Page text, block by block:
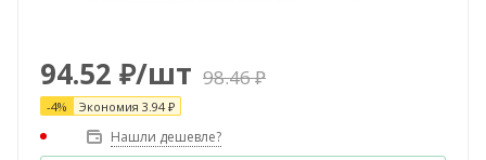
94.52 ₽/шт 98.46₽
-4% Экономия 3.94₽
Нашли дешевле?